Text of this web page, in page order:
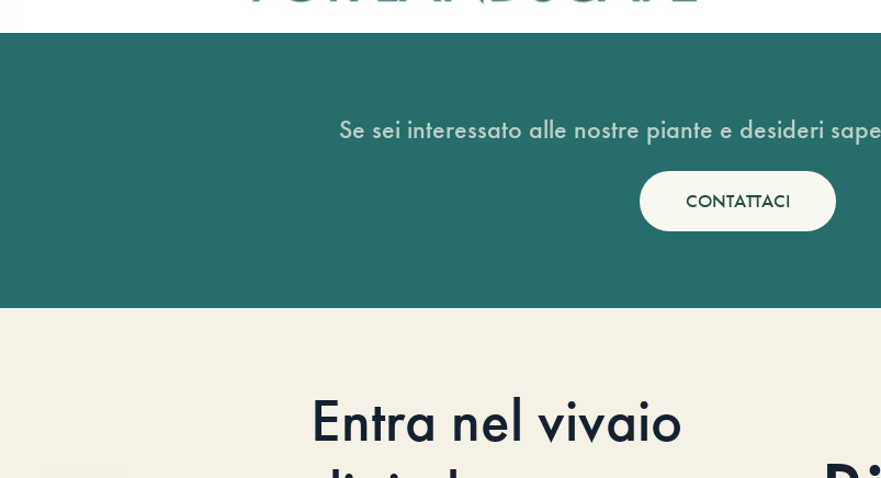
Se sei interessato alle nostre piante e desideri
CONTATTACI
Entra nel vivaio